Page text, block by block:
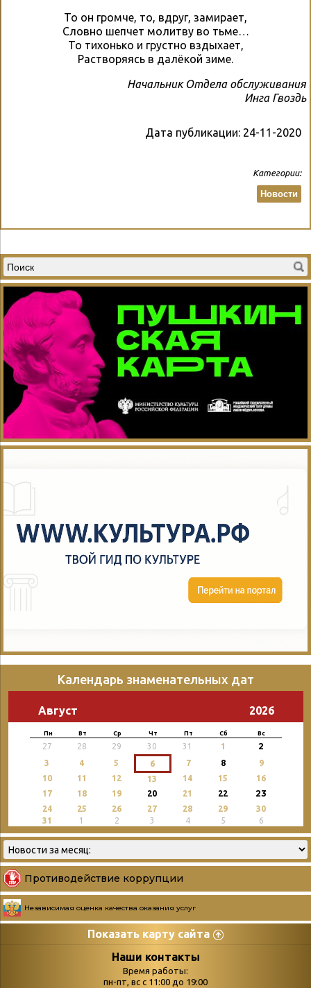
То он громче, то, вдруг, замирает,
Словно шепчет молитву во тьме…
То тихонько и грустно вздыхает,
Растворяясь в далёкой зиме.
Начальник Отдела обслуживания
Инга Гвоздь
Дата публикации: 24-11-2020
Категории:
Новости
Календарь знаменательных дат
Август 2026
Пн Вт Ср Чт Пт Сб Вс
27 28 29 30 31 1 2
3 4 5 6 7 8
9
10
11 12 13 14 15
16
17
18 19 20 21 22 23
24 25 26 27 28 29
30
31
1 2 3 4 5 6
Противодействие коррупции
Независимая оценка качества оказания услуг
Показать карту сайта
СтраницыНаши контакты
Время работы:
пн-пт, вс с 11:00 до 19:00